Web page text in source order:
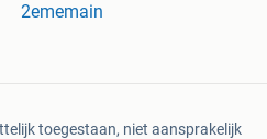
2ememain
toegestaan, niet aansprakelijk